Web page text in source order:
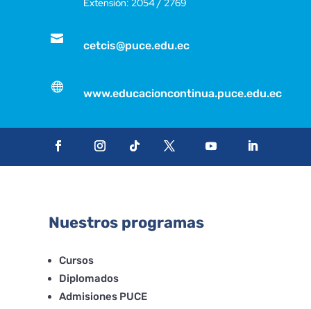
Extensión: 2054 / 2769

cetcis@puce.edu.ec

www.educacioncontinua.puce.edu.ec
Nuestros programas
Cursos
Diplomados
Admisiones PUCE